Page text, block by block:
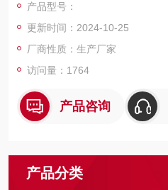
产品型号：
更新时间：2024-10-25
厂商性质：生产厂家
访问量：1764
产品咨询
产品分类